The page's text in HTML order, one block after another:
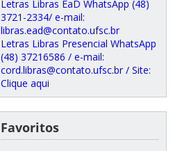
Letras Libras EaD WhatsApp (48)
3721-2334/ e-mail:
libras.ead@contato.ufsc.br
Letras Libras Presencial WhatsApp
(48) 37216586 / e-mail:
cord.libras@contato.ufsc.br / Site:
Clique aqui
Favoritos